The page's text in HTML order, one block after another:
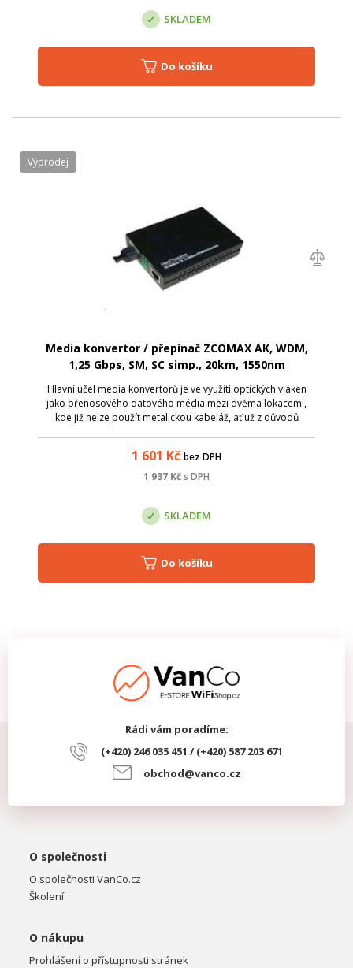
SKLADEM
Do košíku
Media konvertor / přepínač ZCOMAX AK, WDM,
1,25 Gbps, SM, SC simp., 20km, 1550nm
Hlavní účel media konvertorů je ve využití optických vláken
jako přenosového datového média mezi dvěma lokacemi,
kde již nelze použít metalickou kabeláž, ať už z důvodů
1 601 Kč bez DPH
1 937 Kčs DPH
Výprodej
SKLADEM
Do košíku
Rádi vám poradíme:
(+420) 246 035 451 / (+420) 587 203 671
obchod@vanco.cz
O společnosti
O společnosti VanCo.cz
Školení
O nákupu
Prohlášení o přístupnosti stránek